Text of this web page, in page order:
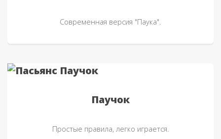
Современная версия "Паука".
Паучок
Простые правила, легко играется.